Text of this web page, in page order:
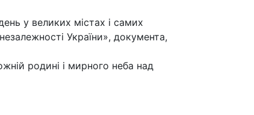
у великих містах і самих
України», документа,
родині і мирного неба над